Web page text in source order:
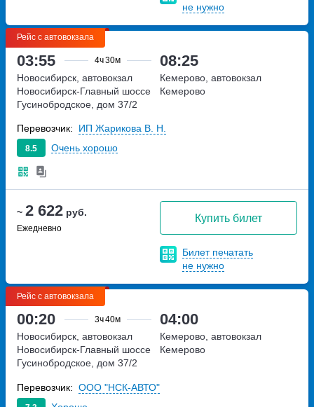
не нужно
Рейс с автовокзала
03:55 4ч30м 08:25
~ 2 622 руб.
Ежедневно
Купить билет
Билет печатать
не нужно
Новосибирск, автовокзал
Новосибирск-Главный шоссе
Гусинобродское, дом 37/2
Кемерово, автовокзал
Кемерово
8.5 Очень хорошо
Перевозчик: ИП Жарикова В. Н.
Рейс с автовокзала
00:20 3ч40м 04:00
Новосибирск, автовокзал
Новосибирск-Главный шоссе
Гусинобродское, дом 37/2
Кемерово, автовокзал
Кемерово
Перевозчик: ООО "НСК-АВТО"